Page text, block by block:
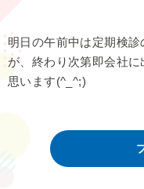
明日の午前中は定期検
が、終わり次第即会社
思います(^_^;)